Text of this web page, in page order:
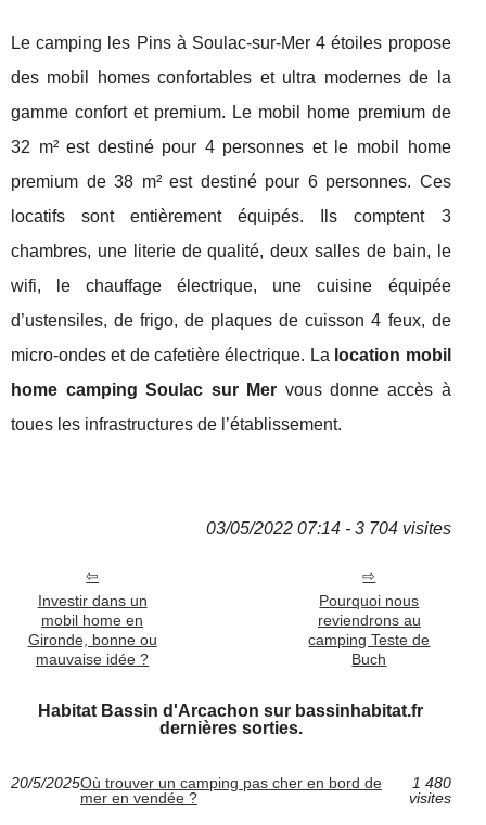
Le camping les Pins à Soulac-sur-Mer 4 étoiles propose
des mobil homes confortables et ultra modernes de la
gamme confort et premium. Le mobil home premium de
32 m² est destiné pour 4 personnes et le mobil home
premium de 38 m² est destiné pour 6 personnes. Ces
locatifs sont entièrement équipés. Ils comptent 3
chambres, une literie de qualité, deux salles de bain, le
wifi, le chauffage électrique, une cuisine équipée
d’ustensiles, de frigo, de plaques de cuisson 4 feux, de
micro-ondes et de cafetière électrique. La location mobil
home camping Soulac sur Mer vous donne accès à
toues les infrastructures de l’établissement.
03/05/2022 07:14 - 3 704 visites
Investir dans un
mobil home en
Gironde, bonne ou
mauvaise idée ?
Pourquoi nous
reviendrons au
camping Teste de
Buch
Habitat Bassin d'Arcachon sur bassinhabitat.fr
dernières sorties.
20/5/2025Où trouver un camping pas cher en bord de
mer en vendée ?
1 480
visites